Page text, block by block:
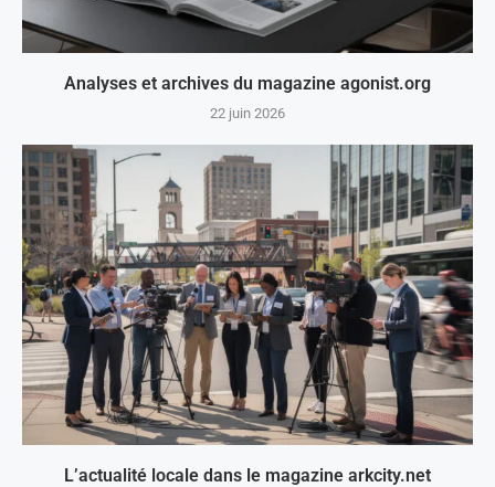
Analyses et archives du magazine agonist.org
22 juin 2026
L’actualité locale dans le magazine arkcity.net